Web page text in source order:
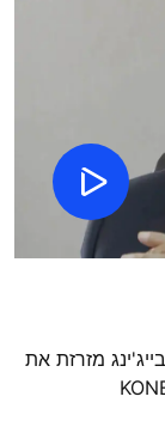
מזרזת את